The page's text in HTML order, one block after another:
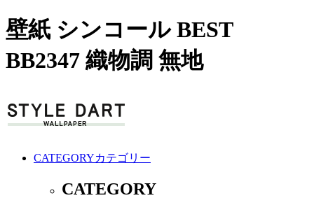
壁紙 シンコール BEST
BB2347 織物調 無地
CATEGORYカテゴリー
CATEGORY